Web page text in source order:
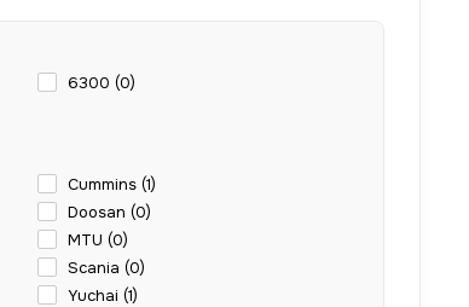
6300 (0)
Cummins (1)
Doosan (0)
MTU (0)
Scania (0)
Yuchai (1)